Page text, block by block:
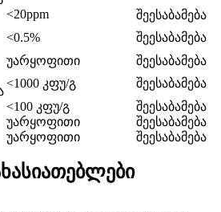
<20ppm
შეესაბამება
<0.5%
შეესაბამება
უარყოფითი
შეესაბამება
<1000 კფუ/გ
შეესაბამება
<100 კფუ/გ
შეესაბამება
უარყოფითი
შეესაბამება
უარყოფითი შეესაბამება